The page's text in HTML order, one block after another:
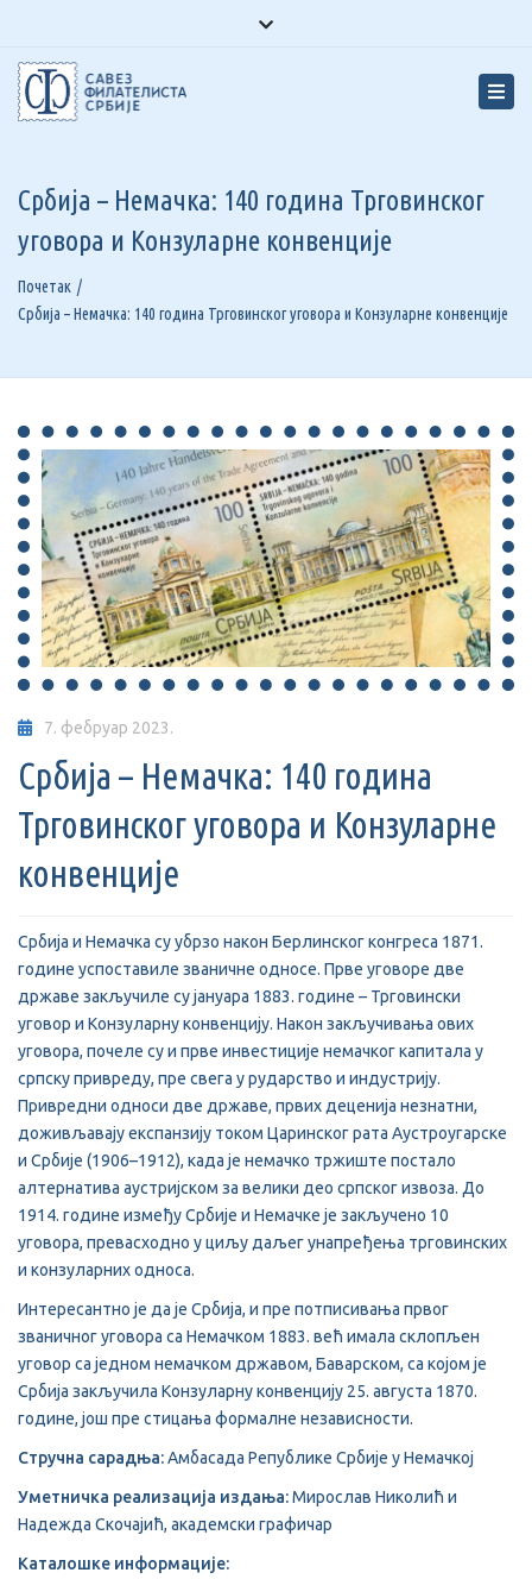
YoutubeInstagram
Србија – Немачка: 140 година Трговинског
уговора и Конзуларне конвенције
Почетак
Србија – Немачка: 140 година Трговинског уговора и Конзуларне конвенције
7. фебруар 2023.
Србија – Немачка: 140 година
Трговинског уговора и Конзуларне
конвенције
Србија и Немачка су убрзо након Берлинског конгреса 1871.
године успоставиле званичне односе. Прве уговоре две
државе закључиле су јануара 1883. године – Трговински
уговор и Kонзуларну конвенцију. Након закључивања ових
уговора, почеле су и прве инвестиције немачког капитала у
српску привреду, пре свега у рударство и индустрију.
Привредни односи две државе, првих деценија незнатни,
доживљавају експанзију током Царинског рата Аустроугарске
и Србије (1906–1912), када је немачко тржиште постало
алтернатива аустријском за велики део српског извоза. До
1914. године између Србије и Немачке је закључено 10
уговора, превасходно у циљу даљег унапређења трговинских
и конзуларних односа.
Интересантно је да је Србија, и пре потписивања првог
званичног уговора са Немачком 1883. већ имала склопљен
уговор са једном немачком државом, Баварском, са којом је
Србија закључила Конзуларну конвенцију 25. августа 1870.
године, још пре стицања формалне независности.
Стручна сарадња:Амбасада Републике Србије у Немачкој
Уметничка реализација издања:Mирослав Николић и
Надежда Скочајић, академски графичар
Каталошке информације: